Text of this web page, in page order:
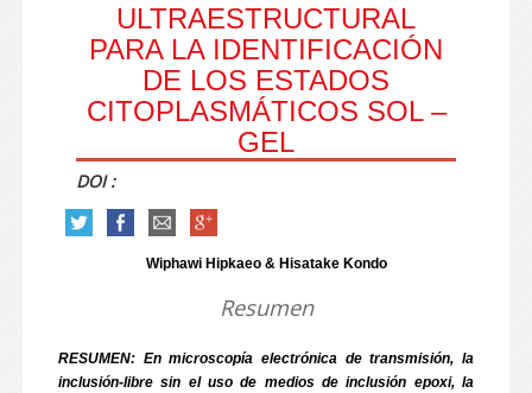
ULTRAESTRUCTURAL
PARA LA IDENTIFICACIÓN
DE LOS ESTADOS
CITOPLASMÁTICOS SOL –
GEL
DOI :
Wiphawi Hipkaeo & Hisatake Kondo
Resumen
RESUMEN: En microscopía electrónica de transmisión, la
inclusión-libre sin el uso de medios de inclusión epoxi, la